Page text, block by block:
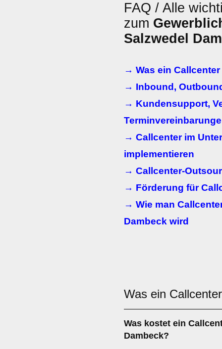
FAQ / Alle
zum
Salzwedel
→ Was ein
→ Inbound,
→ Kundensupport,
→ Callcenter im
implementieren
→ Callcenter-
→ Förderung für
→ Wie man
Dambeck wird
Was ein
Was kostet ein
Dambeck?